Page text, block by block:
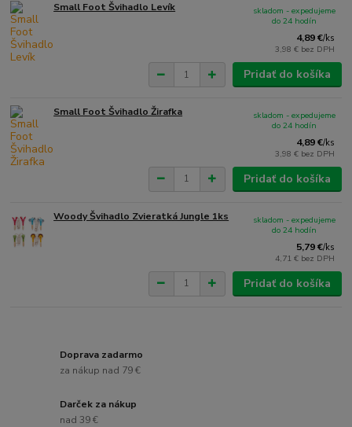
Small Foot Švihadlo Levík
4,89 €/ks
3,98 € bez DPH
skladom - expedujeme
do 24 hodín
Pridať do košíka
Small Foot Švihadlo Žirafka
4,89 €/ks
3,98 € bez DPH
skladom - expedujeme
do 24 hodín
Pridať do košíka
Woody Švihadlo Zvieratká Jungle 1ks
5,79 €/ks
4,71 € bez DPH
skladom - expedujeme
do 24 hodín
Pridať do košíka
Doprava zadarmo
za nákup nad 79 €
Darček za nákup
nad 39 €